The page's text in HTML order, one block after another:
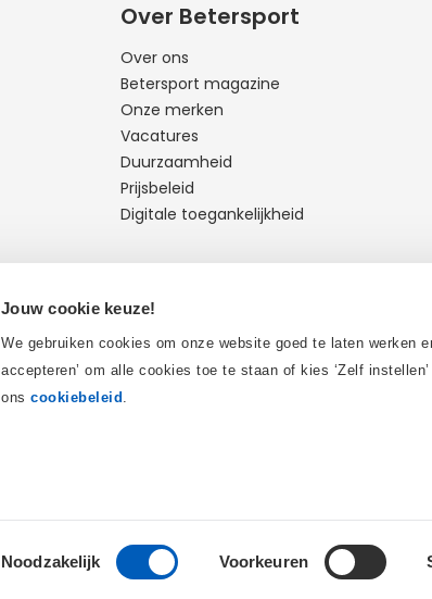
Jouw cookie keuze!
We gebruiken cookies om onze website goed te laten werken
accepteren’ om alle cookies toe te staan of kies ‘Zelf
onscookiebeleid .
Toestemmingsselectie
Noodzakelijk Voorkeuren
Over Betersport
Over ons
Betersport magazine
Onze merken
Vacatures
Duurzaamheid
Prijsbeleid
Digitale toegankelijkheid
Neem contact op
© 2005-2026 Betersport. Alle rechten